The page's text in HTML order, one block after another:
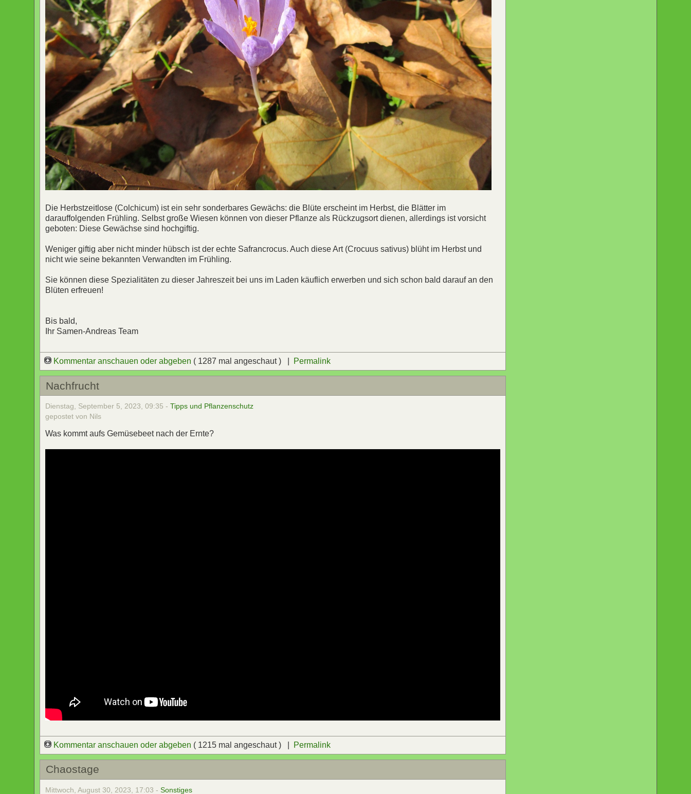
Die Herbstzeitlose (Colchicum) ist ein sehr sonderbares Gewächs: die Blüte erscheint im Herbst, die Blätter im
darauffolgenden Frühling. Selbst große Wiesen können von dieser Pflanze als Rückzugsort dienen, allerdings ist vorsicht
geboten: Diese Gewächse sind hochgiftig.
Weniger giftig aber nicht minder hübsch ist der echte Safrancrocus. Auch diese Art (Crocuus sativus) blüht im Herbst und
nicht wie seine bekannten Verwandten im Frühling.
Sie können diese Spezialitäten zu dieser Jahreszeit bei uns im Laden käuflich erwerben und sich schon bald darauf an den
Blüten erfreuen!
Bis bald,
Ihr Samen-Andreas Team
Kommentar anschauen oder abgeben ( 1287 mal angeschaut ) | Permalink
Nachfrucht
Dienstag, September 5, 2023, 09:35 -Tipps und Pflanzenschutz
gepostet von Nils
Was kommt aufs Gemüsebeet nach der Ernte?
Kommentar anschauen oder abgeben ( 1215 mal angeschaut ) | Permalink
Chaostage
Mittwoch, August 30, 2023, 17:03 -Sonstiges